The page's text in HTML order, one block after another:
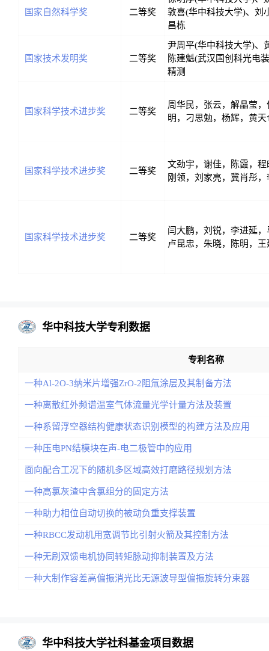
国家自然科学奖 二等奖
敦喜(华中科技大学)、刘
昌栋
国家技术发明奖 二等奖
尹周平(华中科技大学)、
陈建魁(武汉国创科光电
精测
国家科学技术进步奖 二等奖
周华民，张云，解晶莹
明，刁思勉，杨辉，黄天
国家科学技术进步奖 二等奖
文劲宇，谢佳，陈霞，
刚领，刘家亮，冀肖彤，
国家科学技术进步奖 二等奖
闫大鹏，刘锐，李进延
卢昆忠，朱晓，陈明，王
华中科技大学专利数据
专利名称
一种Al-2O-3纳米片增强ZrO-2阻氚涂层及其制备方法
一种离散红外频谱温室气体流量光学计量方法及装置
一种系留浮空器结构健康状态识别模型的构建方法及应用
一种压电PN结模块在声-电二极管中的应用
面向配合工况下的随机多区域高效打磨路径规划方法
一种高氯灰渣中含氯组分的固定方法
一种助力相位自动切换的被动负重支撑装置
一种RBCC发动机用宽调节比引射火箭及其控制方法
一种无刷双馈电机协同转矩脉动抑制装置及方法
一种大制作容差高偏振消光比无源波导型偏振旋转分束器
华中科技大学社科基金项目数据